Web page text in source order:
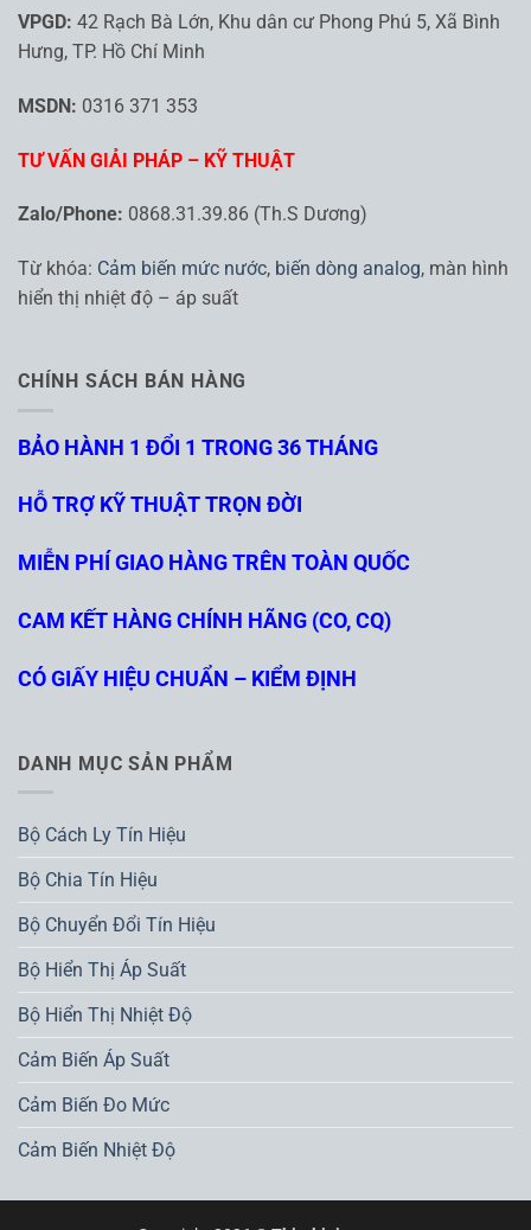
VPGD: 42 Rạch Bà Lớn, Khu dân cư Phong Phú 5, Xã Bình
Hưng, TP. Hồ Chí Minh
MSDN: 0316 371 353
TƯ VẤN GIẢI PHÁP – KỸ THUẬT
Zalo/Phone: 0868.31.39.86 (Th.S Dương)
Từ khóa: Cảm biến mức nước, biến dòng analog, màn hình
hiển thị nhiệt độ – áp suất
CHÍNH SÁCH BÁN HÀNG
BẢO HÀNH 1 ĐỔI 1 TRONG 36 THÁNG
HỖ TRỢ KỸ THUẬT TRỌN ĐỜI
MIỄN PHÍ GIAO HÀNG TRÊN TOÀN QUỐC
CAM KẾT HÀNG CHÍNH HÃNG (CO, CQ)
CÓ GIẤY HIỆU CHUẨN – KIỂM ĐỊNH
DANH MỤC SẢN PHẨM
Bộ Cách Ly Tín Hiệu
Bộ Chia Tín Hiệu
Bộ Chuyển Đổi Tín Hiệu
Bộ Hiển Thị Áp Suất
Bộ Hiển Thị Nhiệt Độ
Cảm Biến Áp Suất
Cảm Biến Đo Mức
Cảm Biến Nhiệt Độ